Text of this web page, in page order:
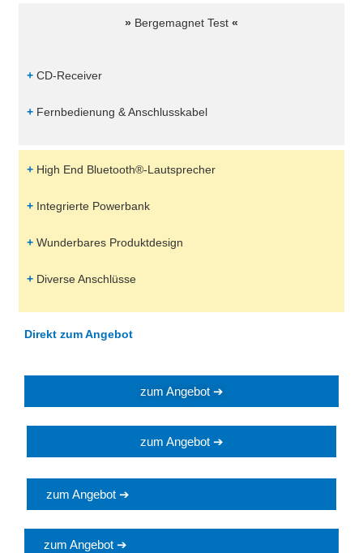
» Bergemagnet Test «
+ CD-Receiver
+ Fernbedienung & Anschlusskabel
+ High End Bluetooth®-Lautsprecher
+ Integrierte Powerbank
+ Wunderbares Produktdesign
+ Diverse Anschlüsse
Direkt zum Angebot
zum Angebot ➔
zum Angebot ➔
zum Angebot ➔
zum Angebot ➔